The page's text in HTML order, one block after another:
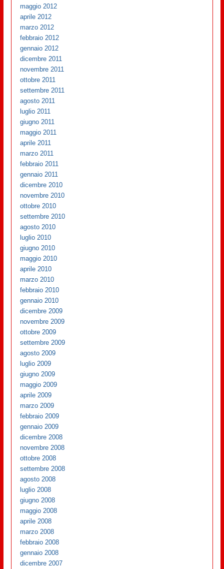
maggio 2012
aprile 2012
marzo 2012
febbraio 2012
gennaio 2012
dicembre 2011
novembre 2011
ottobre 2011
settembre 2011
agosto 2011
luglio 2011
giugno 2011
maggio 2011
aprile 2011
marzo 2011
febbraio 2011
gennaio 2011
dicembre 2010
novembre 2010
ottobre 2010
settembre 2010
agosto 2010
luglio 2010
giugno 2010
maggio 2010
aprile 2010
marzo 2010
febbraio 2010
gennaio 2010
dicembre 2009
novembre 2009
ottobre 2009
settembre 2009
agosto 2009
luglio 2009
giugno 2009
maggio 2009
aprile 2009
marzo 2009
febbraio 2009
gennaio 2009
dicembre 2008
novembre 2008
ottobre 2008
settembre 2008
agosto 2008
luglio 2008
giugno 2008
maggio 2008
aprile 2008
marzo 2008
febbraio 2008
gennaio 2008
dicembre 2007